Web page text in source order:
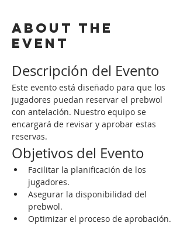
About the
event
Descripción del Evento
Este evento está diseñado para que los
jugadores puedan reservar el prebwol
con antelación. Nuestro equipo se
encargará de revisar y aprobar estas
reservas.
Objetivos del Evento
Facilitar la planificación de los
jugadores.
Asegurar la disponibilidad del
prebwol.
Optimizar el proceso de aprobación.